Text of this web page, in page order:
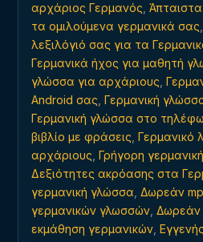
αρχάριος Γερμανός
τα ομιλούμενα γερμανικά σας
λεξιλόγιό σας για τα
Γερμανικά ήχος για μαθητή
γλώσσα για αρχάριους
Android σας Γερμανική
Γερμανική γλώσσα στο
βιβλίο με φράσεις Γερμανικό
αρχάριους Γρήγορη
Δεξιότητες ακρόασης στα
γερμανική γλώσσα Δωρεάν
γερμανικών γλωσσών Δωρεάν
εκμάθηση γερμανικών